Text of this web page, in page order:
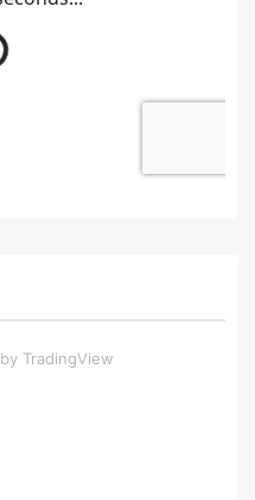
by TradingView